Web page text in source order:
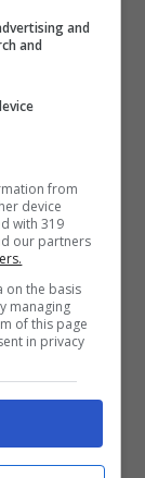
della
è
and
and
from
device
with 319
our partners
on the basis
managing
of this page
in privacy